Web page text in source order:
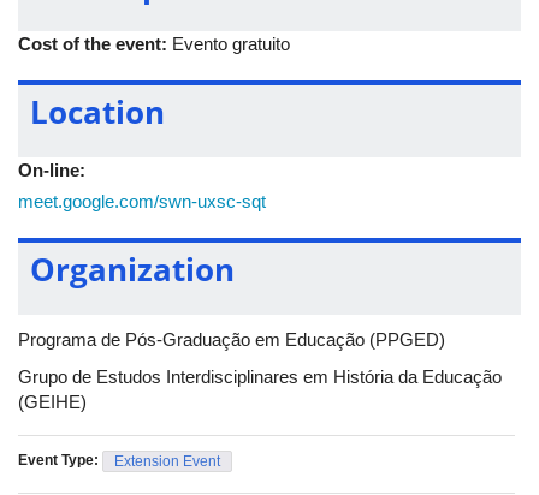
a partir deste vasto acervo digital.
A atividade é gratuita, aberta a todos os interessados e haverá
emissão de certificado para os participantes.
• O quê: Palestra “Tesouros da Biblioteca Nacional da França
(BnF) ao alcance do Brasil"
• Onde: Sala virtual no Google Meet
• Link de acesso: meet.google.com/swn-uxsc-sqt
Cost of the event: Evento gratuito
Location
On-line:
meet.google.com/swn-uxsc-sqt
Organization
Programa de Pós-Graduação em Educação (PPGED)
Grupo de Estudos Interdisciplinares em História da Educação
(GEIHE)
Event Type: Extension Event